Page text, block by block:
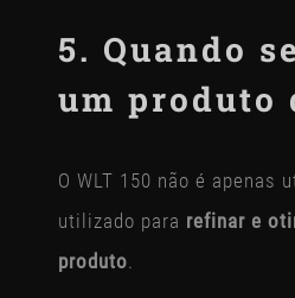
5. Quando
um produto
O WLT 150 não é apenas
utilizado para refinar e
produto.